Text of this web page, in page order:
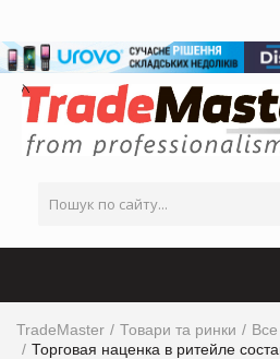
TradeMaster Товари та ринки
Торговая наценка в ритейле